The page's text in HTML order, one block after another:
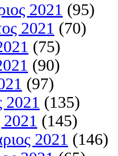
2021 (95)
2021 (70)
(75)
(90)
(97)
2021 (135)
(145)
2021 (146)